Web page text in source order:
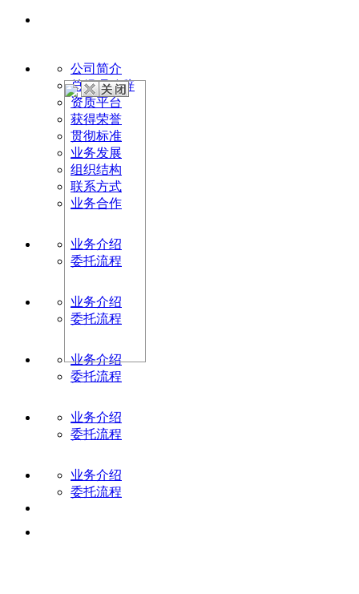
公司简介
总经理致辞
资质平台
获得荣誉
贯彻标准
业务发展
组织结构
联系方式
业务合作
业务介绍
委托流程
业务介绍
委托流程
业务介绍
委托流程
业务介绍
委托流程
业务介绍
委托流程